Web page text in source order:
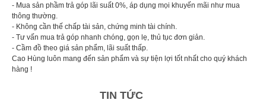
- Mua sản phầm trả góp lãi suất 0%, áp dụng mọi khuyến mãi như mua
thông thường.
- Không cần thế chấp tài sản, chứng minh tài chính.
- Tư vấn mua trả góp nhanh chóng, gọn lẹ, thủ tục đơn giản.
- Cầm đồ theo giá sản phẩm, lãi suất thấp.
Cao Hùng luôn mang đến sản phẩm và sự tiện lợi tốt nhất cho quý khách
hàng !
TIN TỨC